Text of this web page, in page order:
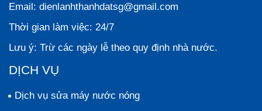
Email: dienlanhthanhdatsg@gmail.com
Thời gian làm việc: 24/7
Lưu ý: Trừ các ngày lễ theo quy định nhà nước.
DỊCH VỤ
Dịch vụ sửa máy nước nóng